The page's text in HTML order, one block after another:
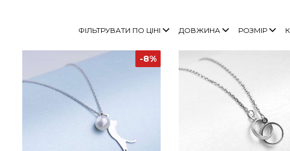
ФІЛЬТРУВАТИ ПО ЦІНІ ДОВЖИНА РОЗМІР
-8%